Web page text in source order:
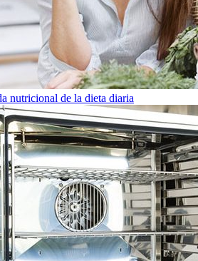
nutricional de la dieta diaria